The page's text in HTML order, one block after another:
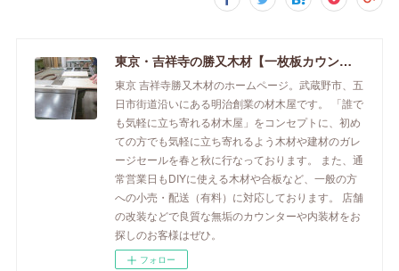
東京・吉祥寺の勝又木材【一枚板カウンター】
東京 吉祥寺勝又木材のホームページ。武蔵野市、五
日市街道沿いにある明治創業の材木屋です。 「誰で
も気軽に立ち寄れる材木屋」をコンセプトに、初め
ての方でも気軽に立ち寄れるよう木材や建材のガレ
ージセールを春と秋に行なっております。 また、通
常営業日もDIYに使える木材や合板など、一般の方
への小売・配送（有料）に対応しております。 店舗
の改装などで良質な無垢のカウンターや内装材をお
探しのお客様はぜひ。
フォロー